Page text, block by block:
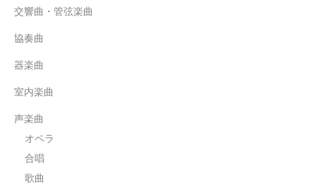
交響曲・管弦楽曲
協奏曲
器楽曲
室内楽曲
声楽曲
オペラ
合唱
歌曲